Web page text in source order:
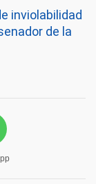
inviolabilidad
de la